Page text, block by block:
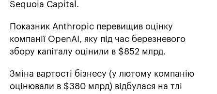
Sequoia Capital.
Показник Anthropic перевищив оцінку
компанії OpenAI, яку під час березневого
збору капіталу оцінили в $852 млрд.
Зміна вартості бізнесу (у лютому компанію
оцінювали в $380 млрд) відбулася на тлі